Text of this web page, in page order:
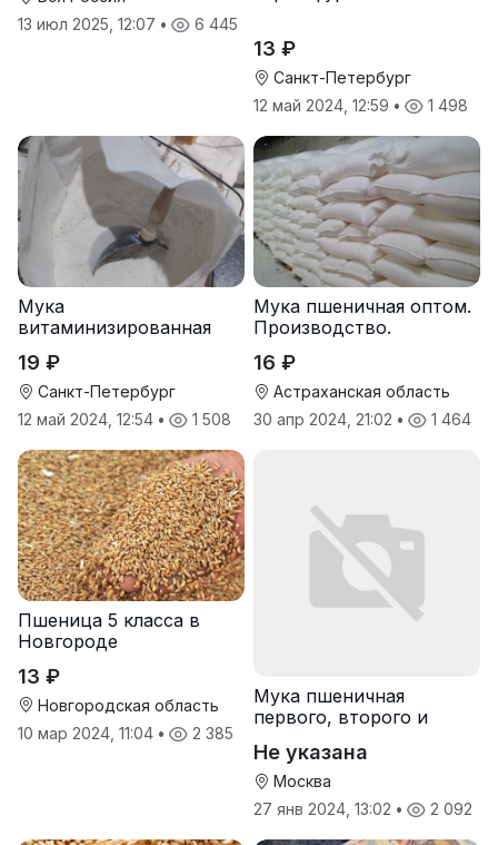
13 июл 2025, 12:07 • 6 445
13 ₽
Санкт-Петербург
12 май 2024, 12:59 • 1 498
Мука
витаминизированная
19 ₽
Санкт-Петербург
12 май 2024, 12:54 • 1 508
Мука пшеничная оптом.
Производство.
16 ₽
Астраханская область
30 апр 2024, 21:02 • 1 464
Пшеница 5 класса в
Новгороде
13 ₽
Новгородская область
10 мар 2024, 11:04 • 2 385
Мука пшеничная
первого, второго и
Не указана
Москва
27 янв 2024, 13:02 • 2 092